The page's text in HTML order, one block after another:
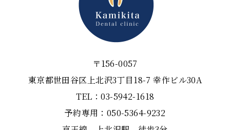
〒156-0057
東京都世田谷区上北沢3丁目18-7 幸作ビル30A
TEL：03-5942-1618
予約専用：050-5364-9232